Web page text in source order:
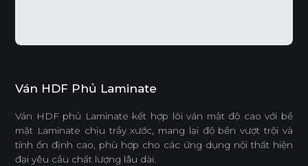
Ván HDF Phủ Laminate
Ván HDF phủ Laminate kết hợp lõi ván mật độ cao với bề
mặt Laminate chịu trầy xước, mang lại độ bền vượt trội và
tính ổn định cao, phù hợp cho các ứng dụng nội thất hiện
đại yêu cầu chất lượng lâu dài.